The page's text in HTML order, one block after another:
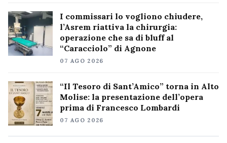
I commissari lo vogliono chiudere,
l’Asrem riattiva la chirurgia:
operazione che sa di bluff al
“Caracciolo” di Agnone
07 AGO 2026
“Il Tesoro di Sant’Amico” torna in Alto
Molise: la presentazione dell’opera
prima di Francesco Lombardi
07 AGO 2026